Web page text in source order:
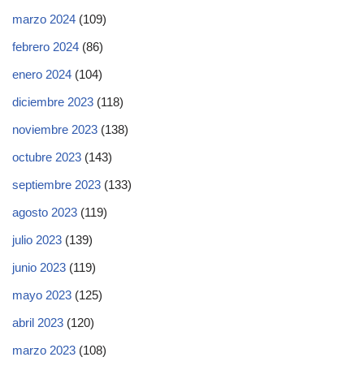
marzo 2024 (109)
febrero 2024 (86)
enero 2024 (104)
diciembre 2023 (118)
noviembre 2023 (138)
octubre 2023 (143)
septiembre 2023 (133)
agosto 2023 (119)
julio 2023 (139)
junio 2023 (119)
mayo 2023 (125)
abril 2023 (120)
marzo 2023 (108)